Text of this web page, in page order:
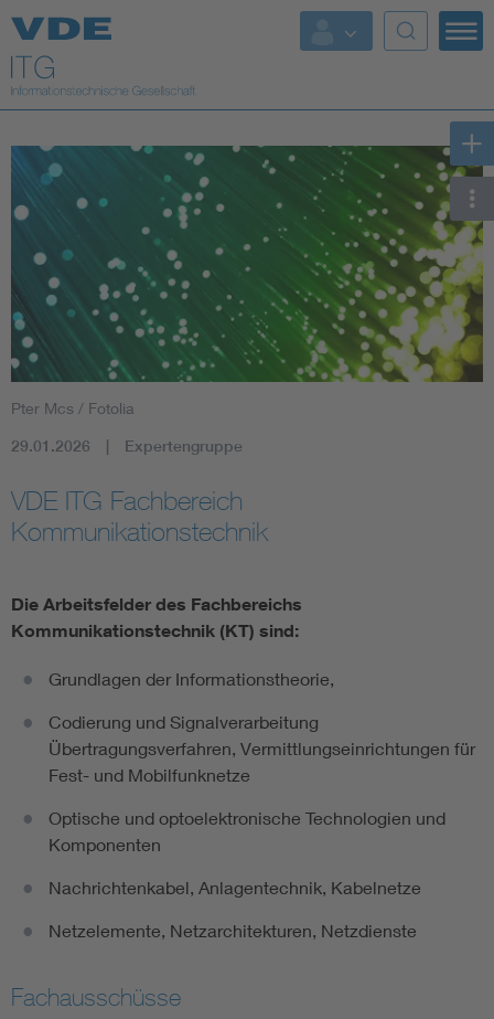
Top Themen
Fokusthemen
AI & Digital Trust
Health
Mobility
Information and communications technology ICT
Microelectronics
Pter Mcs / Fotolia
29.01.2026 Expertengruppe
VDE ITG Fachbereich
Kommunikationstechnik
Die Arbeitsfelder des Fachbereichs
Kommunikationstechnik (KT) sind:
Grundlagen der Informationstheorie,
Codierung und Signalverarbeitung
Übertragungsverfahren, Vermittlungseinrichtungen für
Fest- und Mobilfunknetze
Optische und optoelektronische Technologien und
Komponenten
Nachrichtenkabel, Anlagentechnik, Kabelnetze
Netzelemente, Netzarchitekturen, Netzdienste
Fachausschüsse